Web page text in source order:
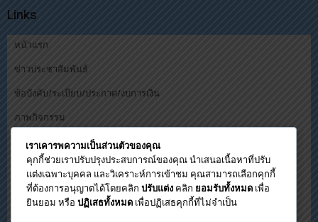
Links
หน้าแรก
ข่าวประชาสัมพันธ์
ข้อบังคับ/ระเบียบ/ประกาศ/งบการเงิน
ภาพกิจกรรม
คณะกรรมการ
ดาวน์โหลด
โปรแกรมคำนวนวงเงินกู้เบื้องต้น
เราเคารพความเป็นส่วนตัวของคุณ
คุกกี้ช่วยเราปรับปรุงประสบการณ์ของคุณ นำเสนอเนื้อหาที่ปรับ
แต่งเฉพาะบุคคล และวิเคราะห์การเข้าชม คุณสามารถเลือกคุกกี้
ที่ต้องการอนุญาตได้โดยคลิก ปรับแต่ง คลิก ยอมรับทั้งหมด เพื่อ
ยินยอม หรือ ปฏิเสธทั้งหมด เพื่อปฏิเสธคุกกี้ที่ไม่จำเป็น